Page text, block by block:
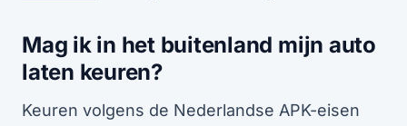
Mag ik in het buitenland mijn auto
laten keuren?
Keuren volgens de Nederlandse APK-eisen